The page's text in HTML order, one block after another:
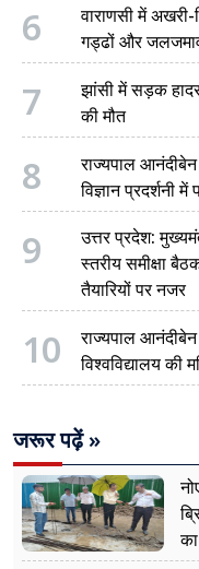
6
वाराणसी में अखरी-
गड्ढों और
7
झांसी में सड़क
की मौत
8
राज्यपाल
विज्ञान प्रदर्शनी में
9
उत्तर प्रदेश:
स्तरीय समीक्षा
तैयारियों पर नजर
10
राज्यपाल
विश्वविद्यालय की
जरूर पढ़ें »